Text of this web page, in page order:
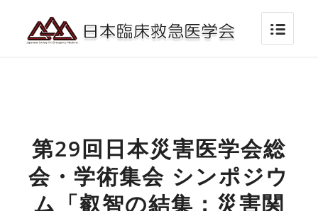
第29回日本災害医学会総
会・学術集会 シンポジウ
ム「叡智の結集：災害関